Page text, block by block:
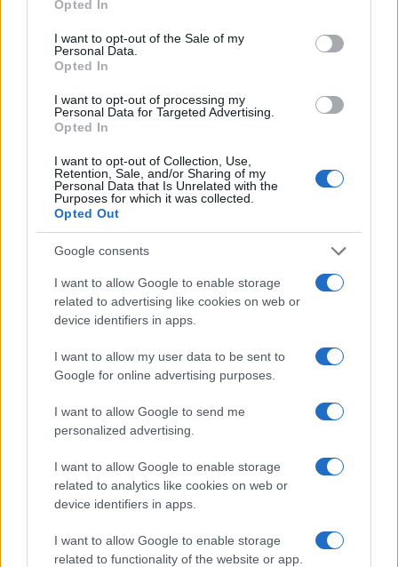
use your data for below specified purposes in below Google
consent section.
Opted In
I want to opt-out of the Sale of my
Personal Data.
Opted In
I want to opt-out of processing my
Personal Data for Targeted Advertising.
Opted In
I want to opt-out of Collection, Use,
Retention, Sale, and/or Sharing of my
Personal Data that Is Unrelated with the
Purposes for which it was collected.
Opted Out
Google consents
I want to allow Google to enable storage
related to advertising like cookies on web or
device identifiers in apps.
I want to allow my user data to be sent to
Google for online advertising purposes.
I want to allow Google to send me
personalized advertising.
I want to allow Google to enable storage
related to analytics like cookies on web or
device identifiers in apps.
I want to allow Google to enable storage
related to functionality of the website or app.
Cómo los inversores surcoreanos están aprovechando la
volatilidad del mercado con criptomonedas
INVERSIONES
Guía para evaluar RWA: custodios, oráculos, liquidez y riesgo